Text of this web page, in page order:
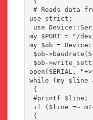
# Reads data
use strict;
use
my $PORT = "/
my $ob =
$ob-
$ob-
open(SERIAL,
while (my $line =
{
#printf $line;
if ($line =~
{